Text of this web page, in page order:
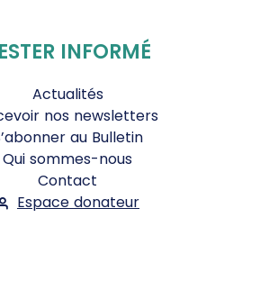
INFORMÉ
Actualités
nos newsletters
au Bulletin
Qui sommes-nous
Contact
Espace donateur